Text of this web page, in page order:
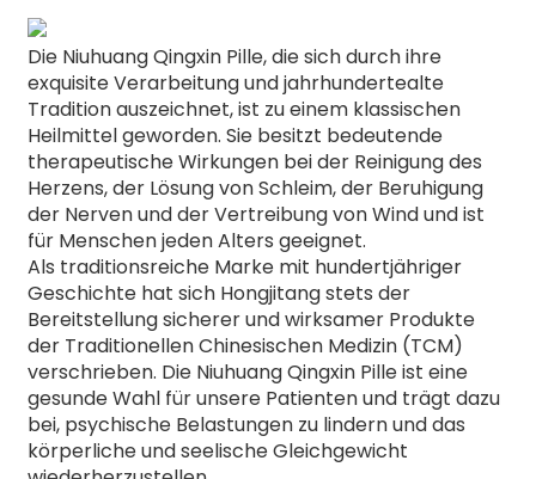
Die Niuhuang Qingxin Pille, die sich durch ihre
exquisite Verarbeitung und jahrhundertealte
Tradition auszeichnet, ist zu einem klassischen
Heilmittel geworden. Sie besitzt bedeutende
therapeutische Wirkungen bei der Reinigung des
Herzens, der Lösung von Schleim, der Beruhigung
der Nerven und der Vertreibung von Wind und ist
für Menschen jeden Alters geeignet.
Als traditionsreiche Marke mit hundertjähriger
Geschichte hat sich Hongjitang stets der
Bereitstellung sicherer und wirksamer Produkte
der Traditionellen Chinesischen Medizin (TCM)
verschrieben. Die Niuhuang Qingxin Pille ist eine
gesunde Wahl für unsere Patienten und trägt dazu
bei, psychische Belastungen zu lindern und das
körperliche und seelische Gleichgewicht